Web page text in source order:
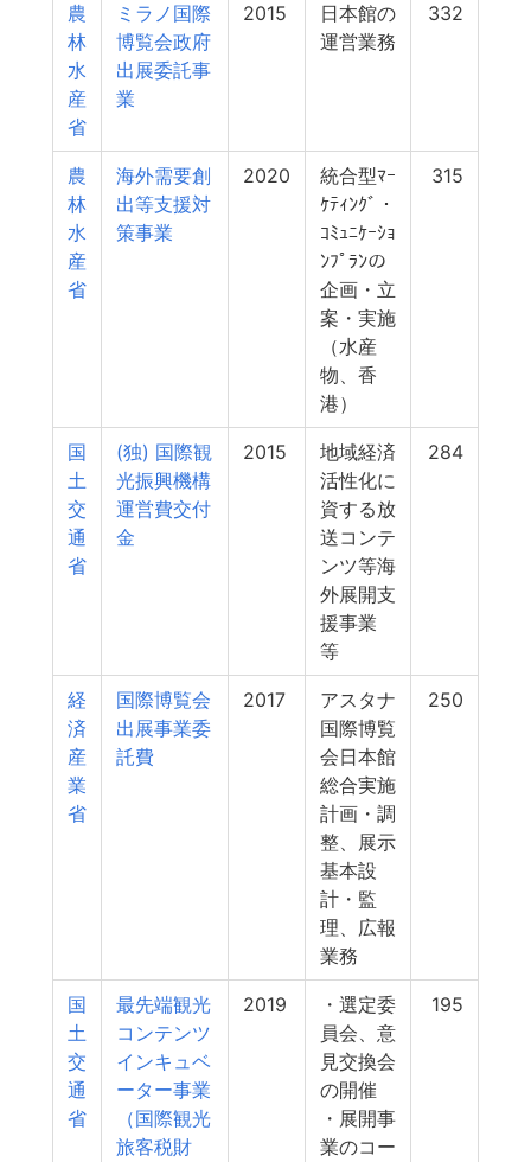
農
林
水
産
省
ミラノ国際
博覧会政府
出展委託事
業
2015
日本館の
運営業務
332
農
林
水
産
省
海外需要創
出等支援対
策事業
2020
統合型ﾏｰ
ｹﾃｨﾝｸﾞ・
ｺﾐｭﾆｹｰｼｮ
ﾝﾌﾟﾗﾝの
企画・立
案・実施
（水産
物、香
港）
315
国
土
交
通
省
(独) 国際観
光振興機構
運営費交付
金
2015
地域経済
活性化に
資する放
送コンテ
ンツ等海
外展開支
援事業
等
284
経
済
産
業
省
国際博覧会
出展事業委
託費
2017
アスタナ
国際博覧
会日本館
総合実施
計画・調
整、展示
基本設
計・監
理、広報
業務
250
国
土
交
通
省
最先端観光
コンテンツ
インキュベ
ーター事業
（国際観光
旅客税財
2019
・選定委
員会、意
見交換会
の開催
・展開事
業のコー
195